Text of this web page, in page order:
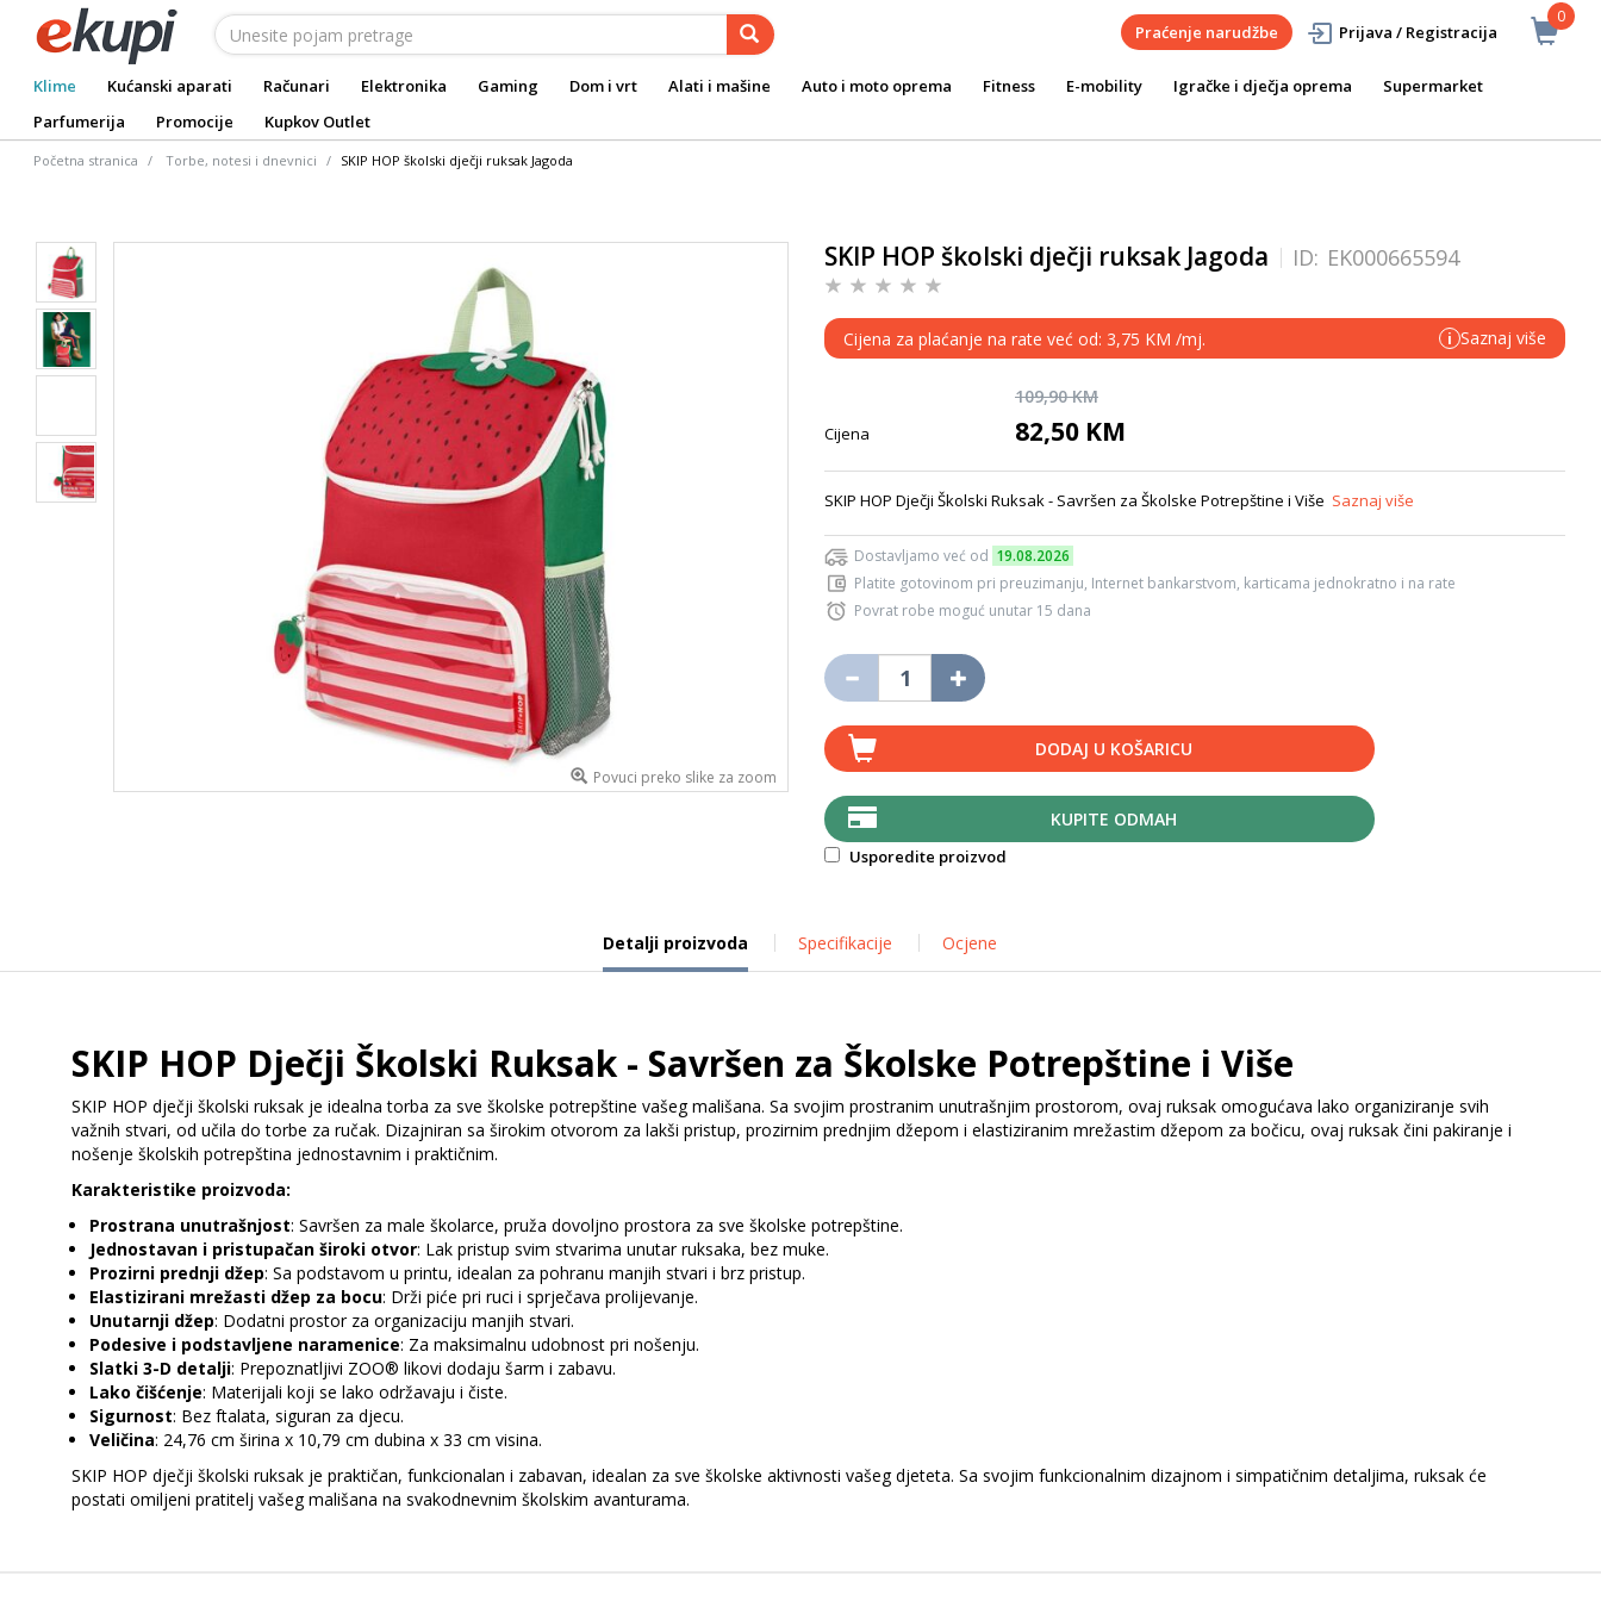
0
Praćenje narudžbe Prijava / Registracija
Klime Kućanski aparati Računari Elektronika Gaming Dom i vrt Alati i mašine Auto i moto oprema Fitness E-mobility Igračke i dječja oprema
Supermarket
Parfumerija
Promocije Kupkov Outlet
Početna stranica Torbe, notesi i dnevnici SKIP HOP školski dječji ruksak Jagoda
Povuci preko slike za zoom
SKIP HOP školski dječji ruksak Jagoda ID: EK000665594
Cijena za plaćanje na rate već od: 3,75 KM /mj. i Saznaj više
109,90 KM
Cijena 82,50 KM
SKIP HOP Dječji Školski Ruksak - Savršen za Školske Potrepštine i Više Saznaj više
Dostavljamo već od 19.08.2026
Platite gotovinom pri preuzimanju, Internet bankarstvom, karticama jednokratno i na rate
Povrat robe moguć unutar 15 dana
DODAJ U KOŠARICU
KUPITE ODMAH
Usporedite proizvod
Detalji proizvoda Specifikacije Ocjene
SKIP HOP Dječji Školski Ruksak - Savršen za Školske Potrepštine i Više
SKIP HOP dječji školski ruksak je idealna torba za sve školske potrepštine vašeg mališana. Sa svojim prostranim unutrašnjim prostorom, ovaj ruksak omogućava lako organiziranje svih
važnih stvari, od učila do torbe za ručak. Dizajniran sa širokim otvorom za lakši pristup, prozirnim prednjim džepom i elastiziranim mrežastim džepom za bočicu, ovaj ruksak čini pakiranje i
nošenje školskih potrepština jednostavnim i praktičnim.
Karakteristike proizvoda:
Prostrana unutrašnjost: Savršen za male školarce, pruža dovoljno prostora za sve školske potrepštine.
Jednostavan i pristupačan široki otvor: Lak pristup svim stvarima unutar ruksaka, bez muke.
Prozirni prednji džep: Sa podstavom u printu, idealan za pohranu manjih stvari i brz pristup.
Elastizirani mrežasti džep za bocu: Drži piće pri ruci i sprječava prolijevanje.
Unutarnji džep: Dodatni prostor za organizaciju manjih stvari.
Podesive i podstavljene naramenice: Za maksimalnu udobnost pri nošenju.
Slatki 3-D detalji: Prepoznatljivi ZOO® likovi dodaju šarm i zabavu.
Lako čišćenje: Materijali koji se lako održavaju i čiste.
Sigurnost: Bez ftalata, siguran za djecu.
Veličina: 24,76 cm širina x 10,79 cm dubina x 33 cm visina.
SKIP HOP dječji školski ruksak je praktičan, funkcionalan i zabavan, idealan za sve školske aktivnosti vašeg djeteta. Sa svojim funkcionalnim dizajnom i simpatičnim detaljima, ruksak će
postati omiljeni pratitelj vašeg mališana na svakodnevnim školskim avanturama.